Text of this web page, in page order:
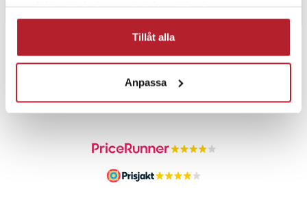
Tillåt alla
Anpassa